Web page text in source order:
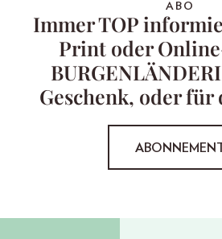
ABO
Immer TOP
Print oder
Geschenk, oder für